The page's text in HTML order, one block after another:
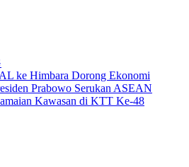
ke Himbara Dorong Ekonomi
Prabowo Serukan ASEAN
Kawasan di KTT Ke-48